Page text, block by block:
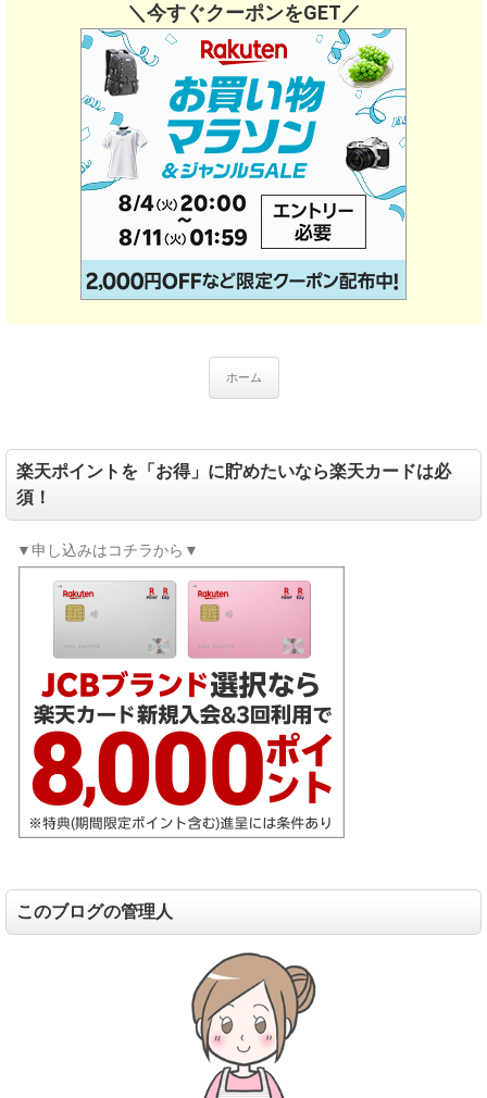
＼今すぐクーポンをGET／
ホーム
楽天ポイントを「お得」に貯めたいなら楽天カードは必
須！
▼申し込みはコチラから▼
このブログの管理人